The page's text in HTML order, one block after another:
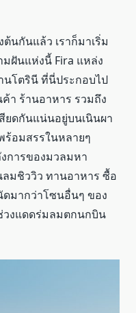
นกันแล้ว เราก็มาเริ่ม
ฝันแห่งนี้ Fira แหล่ง
โตรินี ที่นี่ประกอบไป
า ร้านอาหาร รวมถึง
ยดกันแน่นอยู่บนเนินผา
ร้อมสรรในหลายๆ
การของมวลมหา
ลมชิววิว ทานอาหาร ซื้อ
มากว่าโซนอื่นๆ ของ
วงแดดร่มลมตกนกบิน